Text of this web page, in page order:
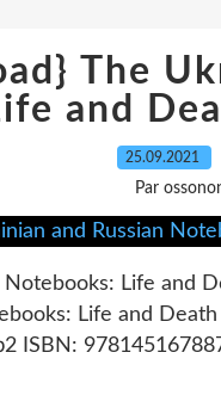
The
and
25.09.2021
Par
Life and
Life and
ISBN: